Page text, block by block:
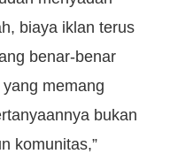
biaya iklan terus
benar-benar
memang
bukan
komunitas,”